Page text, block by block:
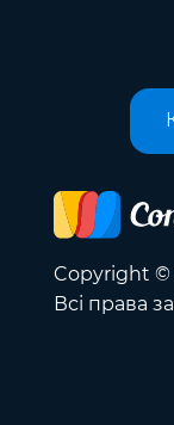
Copyright ©
Всі права